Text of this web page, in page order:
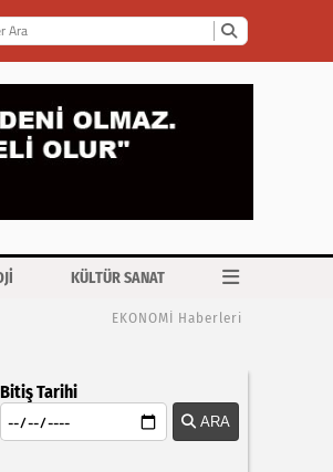
KÜLTÜR SANAT
EKONOMİ Haberleri
Bitiş Tarihi
ARA